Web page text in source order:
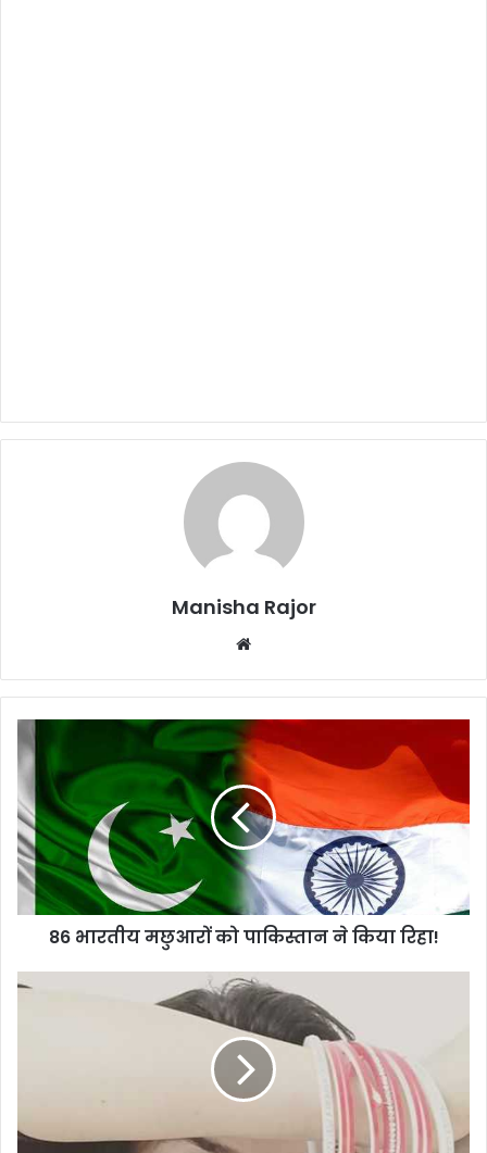
Manisha Rajor
te
6
र
ती
य
म
छु
आ
पा
रि
86 भारतीय मछुआरों को पाकिस्तान ने किया रिहा!
दे
बा